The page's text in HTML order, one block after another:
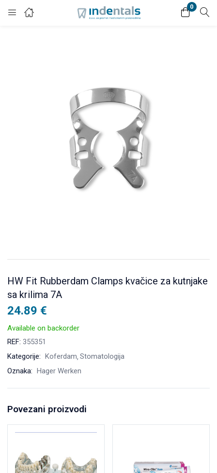
0
Login
HW Fit Rubberdam Clamps kvačice za kutnjake
sa krilima 7A
24.89 €
Available on backorder
REF: 355351
Kategorije: Koferdam Stomatologija
Oznaka: Hager Werken
Povezani proizvodi